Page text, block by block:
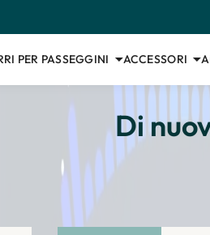
PER PASSEGGINI ACCESSORI
Di